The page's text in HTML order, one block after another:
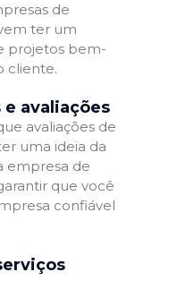
de
ter um
projetos bem-
cliente.
avaliações
avaliações de
uma ideia da
empresa de
que você
confiável